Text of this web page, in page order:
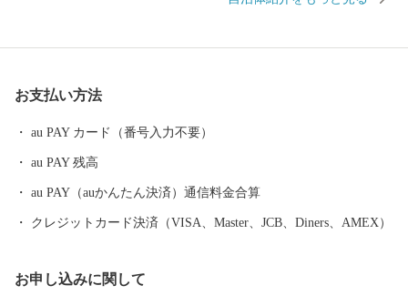
な自然のなかで、お米やお茶、アスパラガスなどの農畜産業が行
こで焼かれた「くらわんか碗」が全国に出荷され、当時貴重品で
あった磁器を広く普及させるとともに、食文化にも大きな影響を
彩るおしゃれで機能的な日用和食器の一大産地として、全国的に
も高いシェアを誇っています。（すでに皆さまの食卓にも、波佐
見で作られたやきものがあるかも！？）窯元、棚田、温泉など、
お支払い方法
au PAY カード（番号入力不要）
au PAY 残高
au PAY（auかんたん決済）通信料金合算
クレジットカード決済（VISA、Master、JCB、Diners、AMEX）
お申し込みに関して